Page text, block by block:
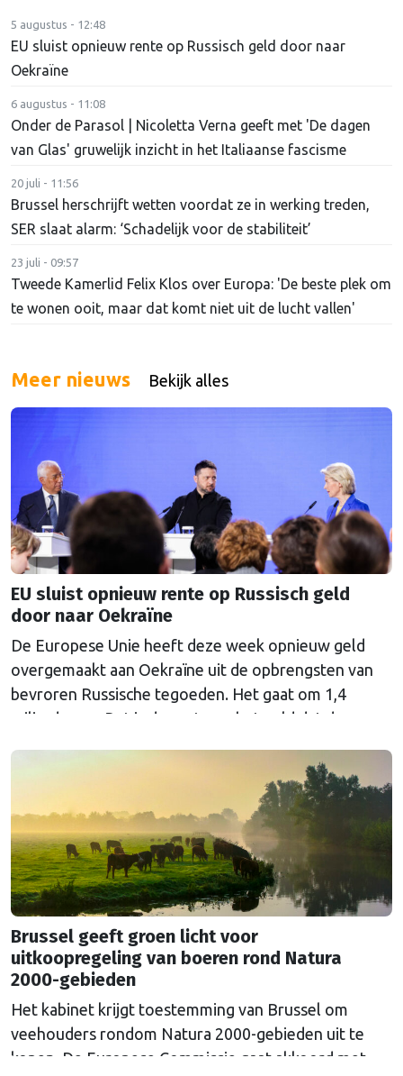
5 augustus - 12:48
EU sluist opnieuw rente op Russisch geld door naar
Oekraïne
6 augustus - 11:08
Onder de Parasol | Nicoletta Verna geeft met 'De dagen
van Glas' gruwelijk inzicht in het Italiaanse fascisme
20 juli - 11:56
Brussel herschrijft wetten voordat ze in werking treden,
SER slaat alarm: ‘Schadelijk voor de stabiliteit’
23 juli - 09:57
Tweede Kamerlid Felix Klos over Europa: 'De beste plek om
te wonen ooit, maar dat komt niet uit de lucht vallen'
Meer nieuws Bekijk alles
EU sluist opnieuw rente op Russisch geld
door naar Oekraïne
De Europese Unie heeft deze week opnieuw geld
overgemaakt aan Oekraïne uit de opbrengsten van
bevroren Russische tegoeden. Het gaat om 1,4
miljard euro. Dat is de rente op het geld dat de
Euroclear parkeerde. De EU bevroor dat geld na de
Continued
Brussel geeft groen licht voor
uitkoopregeling van boeren rond Natura
2000-gebieden
Het kabinet krijgt toestemming van Brussel om
veehouders rondom Natura 2000-gebieden uit te
kopen. De Europese Commissie gaat akkoord met